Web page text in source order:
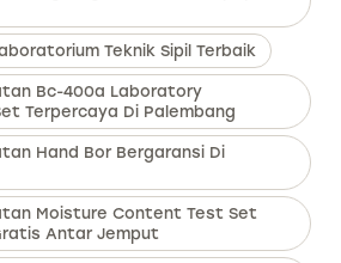
Teknik Sipil Terbaik
Bc-400a Laboratory
Terpercaya Di Palembang
Hand Bor Bergaransi Di
Moisture Content Test Set
Antar Jemput